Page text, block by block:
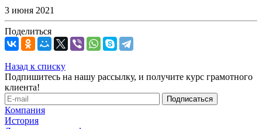
3 июня 2021
Поделиться
Назад к списку
Подпишитесь на нашу рассылку, и получите курс грамотного
клиента!
Компания
История